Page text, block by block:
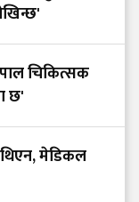
चिकित्सक
छ'
मेडिकल